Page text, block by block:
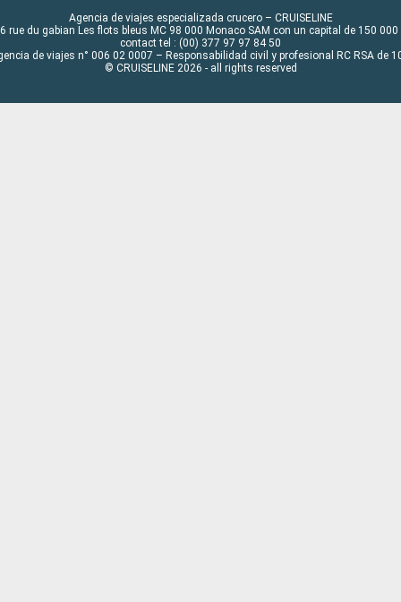
Agencia de viajes especializada crucero – CRUISELINE
rue du gabian Les flots bleus MC 98 000 Monaco SAM con un capital de 150 000
contact tel : (00) 377 97 97 84 50
de viajes n° 006 02 0007 – Responsabilidad civil y profesional RC RSA de
© CRUISELINE 2026 - all rights reserved